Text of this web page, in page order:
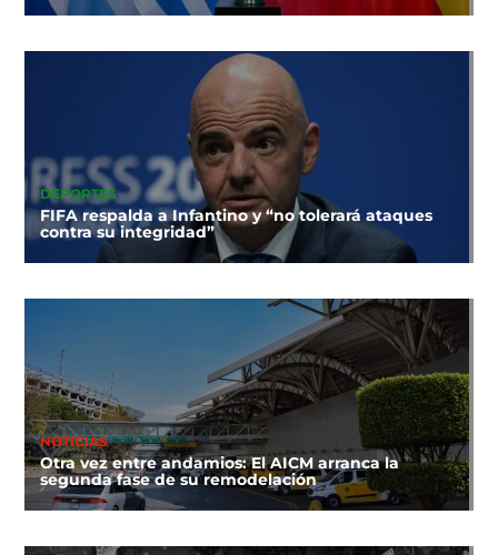
DEPORTES
FIFA respalda a Infantino y “no tolerará ataques
contra su integridad”
NOTICIAS
Otra vez entre andamios: El AICM arranca la
segunda fase de su remodelación